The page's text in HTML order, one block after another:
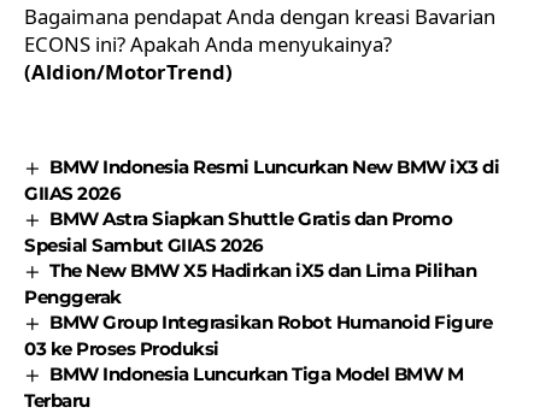
Bagaimana pendapat Anda dengan kreasi Bavarian
ECONS ini? Apakah Anda menyukainya?
(Aldion/MotorTrend)
BMW Indonesia Resmi Luncurkan New BMW iX3 di
GIIAS 2026
BMW Astra Siapkan Shuttle Gratis dan Promo
Spesial Sambut GIIAS 2026
The New BMW X5 Hadirkan iX5 dan Lima Pilihan
Penggerak
BMW Group Integrasikan Robot Humanoid Figure
03 ke Proses Produksi
BMW Indonesia Luncurkan Tiga Model BMW M
Terbaru